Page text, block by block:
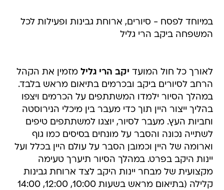
במיוחד לפסח - סיורים, ארוחת גבינות ופעילות לכל
המשפחה ביקב הרי גליל
לאורך כל חול המועד יקב הרי גליל מזמין את הקהל
הרחב לסיורים ביקב ובכרמים בתיאום מראש בלבד.
במהלך הסיור ילמדו המשתתפים על הכרמים ויצפו
בהליך ייצור היין תוך כדי מעבר בין מיכלי הנירוסטה
וחביות העץ. מעבר לסיור, יוצגו למשתתפים טיפים
לשתייה נכונה והסבר על מונחים בסיסים כמו גוף
וארומה של היין וכמובן הסבר על עולם היין בכלל ועל
יינות היקב בפרט. במהלך הסיור תיערך טעימה
מקצועית של מבחר יינות היקב לצד ארוחת גבינות
קלילה (בתיאום מראש בשעות 10:00, 12:00, 14:00